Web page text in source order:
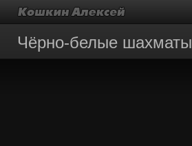
Чёрно-белые шахматы